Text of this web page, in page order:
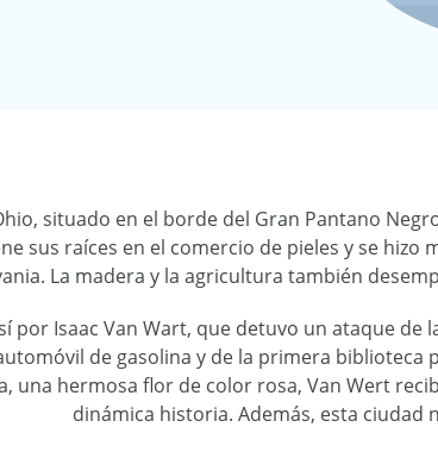
situado en el borde del Gran Pantano
sus raíces en el comercio de pieles y se hizo
La madera y la agricultura también
por Isaac Van Wart, que detuvo un ataque
de gasolina y de la primera biblioteca
una hermosa flor de color rosa, Van Wert
dinámica historia. Además, esta ciudad